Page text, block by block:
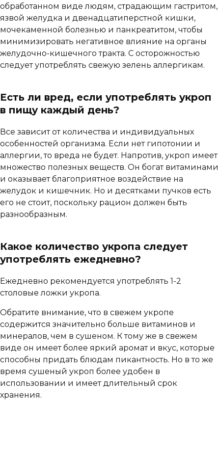
обработанном виде людям, страдающим гастритом,
язвой желудка и двенадцатиперстной кишки,
мочекаменной болезнью и панкреатитом, чтобы
минимизировать негативное влияние на органы
желудочно-кишечного тракта. С осторожностью
следует употреблять свежую зелень аллергикам.
Есть ли вред, если употреблять укроп
в пищу каждый день?
Все зависит от количества и индивидуальных
особенностей организма. Если нет гипотонии и
аллергии, то вреда не будет. Напротив, укроп имеет
множество полезных веществ. Он богат витаминами
и оказывает благоприятное воздействие на
желудок и кишечник. Но и десятками пучков есть
его не стоит, поскольку рацион должен быть
разнообразным.
Какое количество укропа следует
употреблять ежедневно?
Ежедневно рекомендуется употреблять 1-2
столовые ложки укропа.
Обратите внимание, что в свежем укропе
содержится значительно больше витаминов и
минералов, чем в сушеном. К тому же в свежем
виде он имеет более яркий аромат и вкус, которые
способны придать блюдам пикантность. Но в то же
время сушеный укроп более удобен в
использовании и имеет длительный срок
хранения.